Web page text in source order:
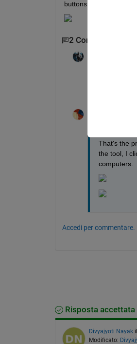
buttons. Is there any
2 Commenti
That's the
the tool, I
computers.
Accedi per commentare.
Risposta accettata
Divyajyoti Nayak
Modificato: